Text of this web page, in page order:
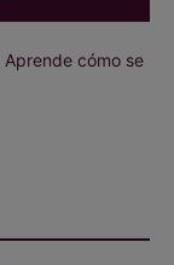
Aprende cómo se